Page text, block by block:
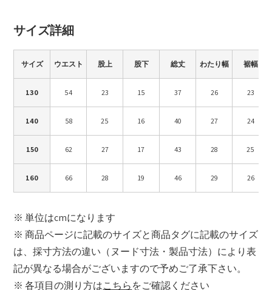
サイズ詳細
サイズ ウエスト 股上 股下 総丈 わたり幅 裾幅
130 54 23 15 37 26 23
140 58 25 16 40 27 24
150 62 27 17 43 28 25
160 66 28 19 46 29 26
※ 単位はcmになります
※ 商品ページに記載のサイズと商品タグに記載のサイズ
は、採寸方法の違い（ヌード寸法・製品寸法）により表
記が異なる場合がございますので予めご了承下さい。
※ 各項目の測り方はこちらをご確認ください